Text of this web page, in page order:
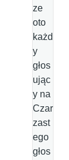
ze
oto
każd
y
głos
ując
y na
Czar
zast
ego
głos